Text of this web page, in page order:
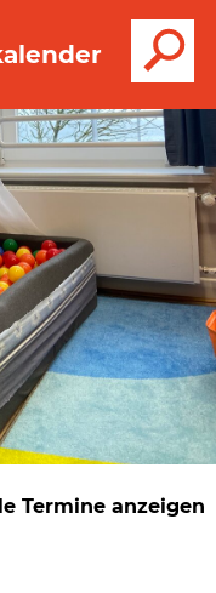
Termine anzeigen